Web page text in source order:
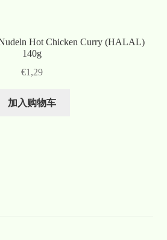
Hot Chicken Curry (HALAL)
140g
€1,29
加入购物车